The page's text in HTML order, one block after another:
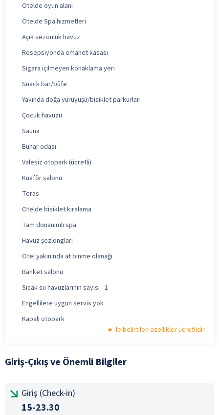
Otelde oyun alanı
Otelde Spa hizmetleri
Açık sezonluk havuz
Resepsiyonda emanet kasası
Sigara içilmeyen konaklama yeri
Snack bar/büfe
Yakında doğa yürüyüşü/bisiklet parkurları
Çocuk havuzu
Sauna
Buhar odası
Valesiz otopark (ücretli)
Kuaför salonu
Teras
Otelde bisiklet kiralama
Tam donanımlı spa
Havuz şezlongları
Otel yakınında at binme olanağı
Banket salonu
Sıcak su havuzlarının sayısı - 1
Engellilere uygun servis yok
Kapalı otopark
ile belirtilen özellikler ücretlidir.
Giriş-Çıkış ve Önemli Bilgiler
Giriş (Check-in)
15-23.30